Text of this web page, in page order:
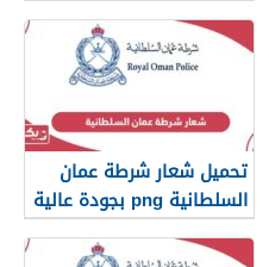
تحميل شعار شرطة عمان
السلطانية png بجودة عالية
2025